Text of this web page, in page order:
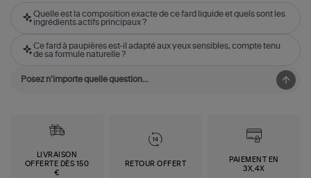
Quelle est la composition exacte de ce fard liquide et quels sont les
ingrédients actifs principaux ?
Ce fard à paupières est-il adapté aux yeux sensibles, compte tenu
de sa formule naturelle ?
LIVRAISON
OFFERTE DÈS 150
€
RETOUR OFFERT
PAIEMENT EN
3X,4X